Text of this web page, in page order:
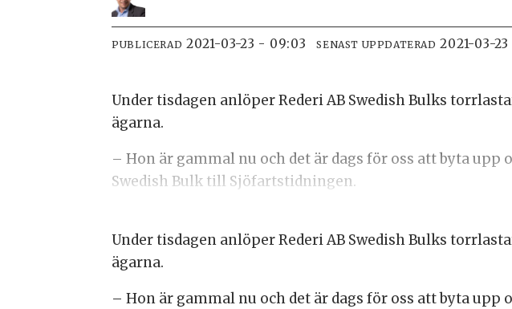
PUBLICERAD 2021-03-23 - 09:03 SENAST UPPDATERAD 2021-03-
Under tisdagen anlöper Rederi AB Swedish Bulks
ägarna.
– Hon är gammal nu och det är dags för oss att byta
Swedish Bulk till Sjöfartstidningen.
Under tisdagen anlöper Rederi AB Swedish Bulks
ägarna.
– Hon är gammal nu och det är dags för oss att byta